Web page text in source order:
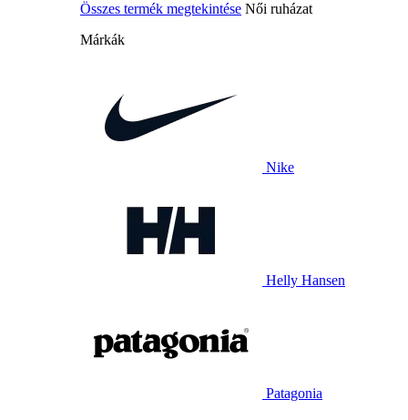
Összes termék megtekintése Női ruházat
Márkák
Nike
Helly Hansen
Patagonia